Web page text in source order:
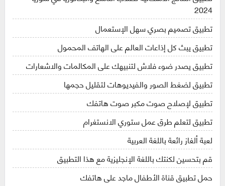
2024
تطبيق تصميم بصري سهل الإستعمال
تطبيق يبث كل إذاعات العالم على الهاتف المحمول
تطبيق يصدر ضوء فلاش لتنبيهك على المكالمات والاشعارات
تطبيق لضغط الصور والفيديوهات لتقليل حجمها
تطبيق لإصلاح صوت مكبر صوت هاتفك
تطبيق لتعلم طرق عمل ستوري الانستغرام
لعبة ألغاز رائعة باللغة العربية
قم بتحسين لكنتك باللغة الإنجليزية مع هذا التطبيق
حمل تطبيق قناة الأطفال ماجد على هاتفك